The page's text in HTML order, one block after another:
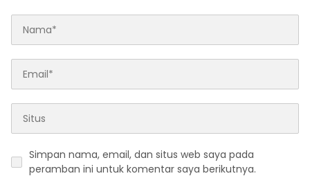
Simpan nama, email, dan situs web saya pada
peramban ini untuk komentar saya berikutnya.